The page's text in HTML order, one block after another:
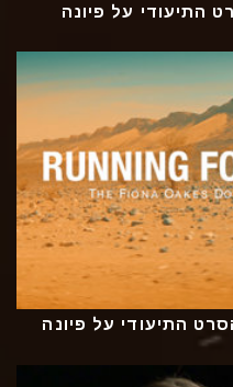
התיעודי על פיונה
התיעודי על פיונה